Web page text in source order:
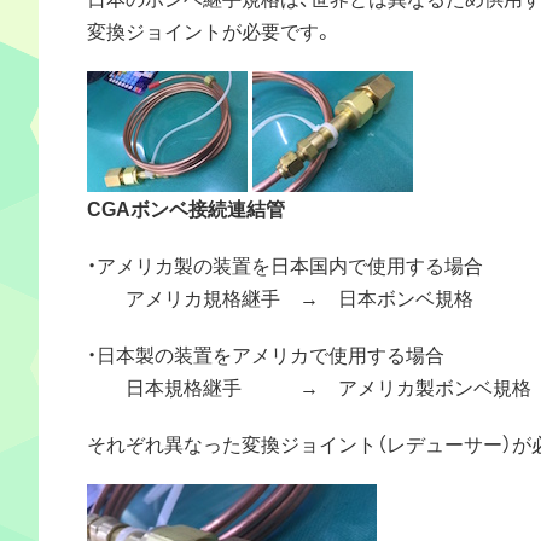
変換ジョイントが必要です。
CGAボンベ接続連結管
・アメリカ製の装置を日本国内で使用する場合
アメリカ規格継手 → 日本ボンベ規格
・日本製の装置をアメリカで使用する場合
日本規格継手 → アメリカ製ボンベ規格
それぞれ異なった変換ジョイント（レデューサー）が